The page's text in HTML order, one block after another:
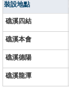
裝設地點
礁溪四結
礁溪本會
礁溪德陽
礁溪龍潭